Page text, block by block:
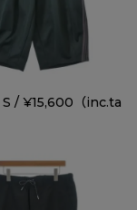
S / ¥15,600（inc.ta